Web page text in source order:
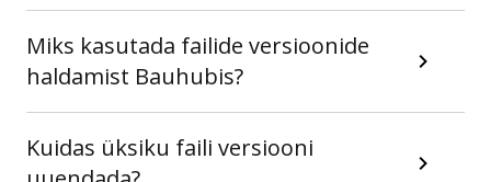
Miks kasutada failide versioonide
haldamist Bauhubis?
Kuidas üksiku faili versiooni